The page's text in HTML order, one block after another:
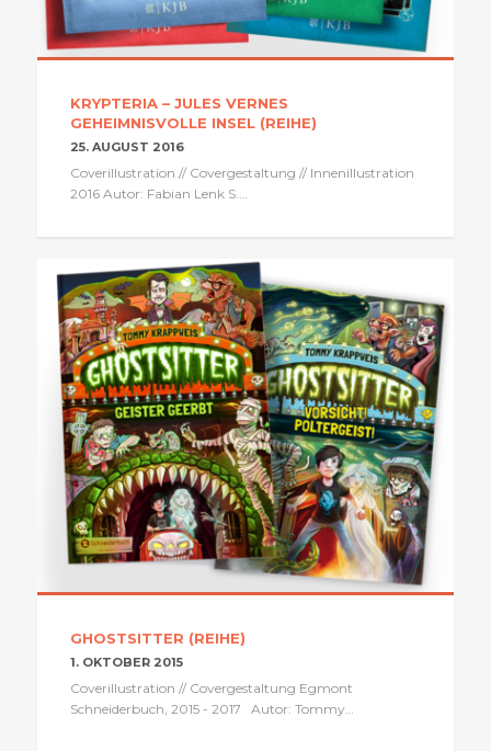
KRYPTERIA – JULES VERNES
GEHEIMNISVOLLE INSEL (REIHE)
25. AUGUST 2016
Coverillustration // Covergestaltung // Innenillustration
2016 Autor: Fabian Lenk S.…
GHOSTSITTER (REIHE)
1. OKTOBER 2015
Coverillustration // Covergestaltung Egmont
Schneiderbuch, 2015 - 2017 Autor: Tommy…